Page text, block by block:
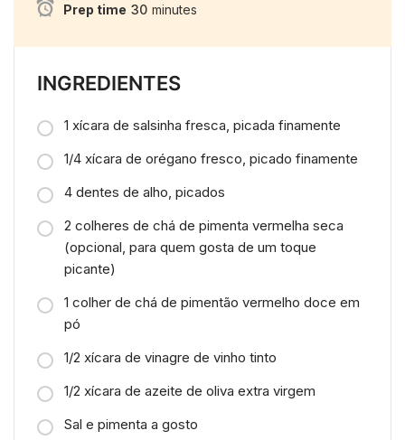
Prep time 30 minutes
INGREDIENTES
1 xícara de salsinha fresca, picada finamente
1/4 xícara de orégano fresco, picado finamente
4 dentes de alho, picados
2 colheres de chá de pimenta vermelha seca
(opcional, para quem gosta de um toque
picante)
1 colher de chá de pimentão vermelho doce em
pó
1/2 xícara de vinagre de vinho tinto
1/2 xícara de azeite de oliva extra virgem
Sal e pimenta a gosto